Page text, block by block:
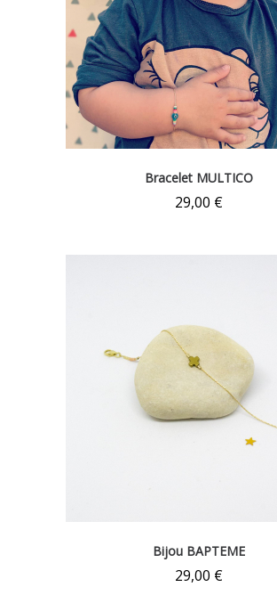
Bracelet MULTICO
29,00 €
Bijou BAPTEME
29,00 €